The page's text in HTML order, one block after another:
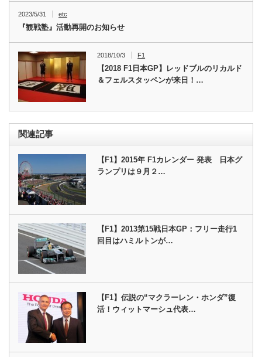
2023/5/31 etc
『観戦塾』活動再開のお知らせ
2018/10/3 F1
【2018 F1日本GP】レッドブルのリカルド
＆フェルスタッペンが来日！…
関連記事
【F1】2015年 F1カレンダー 発表 日本グ
ランプリは９月２…
【F1】2013第15戦日本GP：フリー走行1
回目はハミルトンが…
【F1】伝説の“マクラーレン・ホンダ”復
活！ウィットマーシュ代表…